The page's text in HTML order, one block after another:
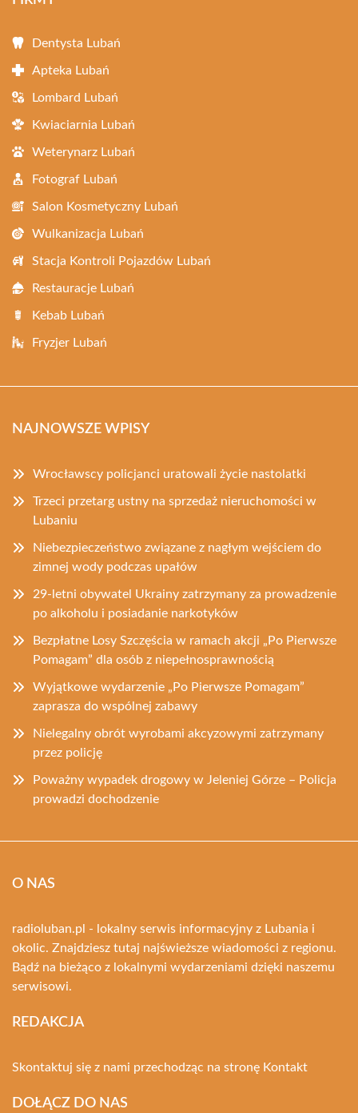
Dentysta Lubań
Apteka Lubań
Lombard Lubań
Kwiaciarnia Lubań
Weterynarz Lubań
Fotograf Lubań
Salon Kosmetyczny Lubań
Wulkanizacja Lubań
Stacja Kontroli Pojazdów Lubań
Restauracje Lubań
Kebab Lubań
Fryzjer Lubań
NAJNOWSZE WPISY
Wrocławscy policjanci uratowali życie nastolatki
Trzeci przetarg ustny na sprzedaż nieruchomości w
Lubaniu
Niebezpieczeństwo związane z nagłym wejściem do
zimnej wody podczas upałów
29-letni obywatel Ukrainy zatrzymany za prowadzenie
po alkoholu i posiadanie narkotyków
Bezpłatne Losy Szczęścia w ramach akcji „Po Pierwsze
Pomagam” dla osób z niepełnosprawnością
Wyjątkowe wydarzenie „Po Pierwsze Pomagam”
zaprasza do wspólnej zabawy
Nielegalny obrót wyrobami akcyzowymi zatrzymany
przez policję
Poważny wypadek drogowy w Jeleniej Górze – Policja
prowadzi dochodzenie
O NAS
radioluban.pl - lokalny serwis informacyjny z Lubania i
okolic. Znajdziesz tutaj najświeższe wiadomości z regionu.
Bądź na bieżąco z lokalnymi wydarzeniami dzięki naszemu
serwisowi.
REDAKCJA
Skontaktuj się z nami przechodząc na stronę Kontakt
DOŁĄCZ DO NAS